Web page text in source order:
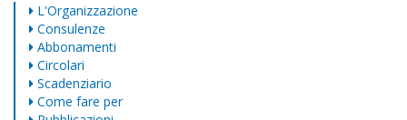
L'Organizzazione
Consulenze
Abbonamenti
Circolari
Scadenziario
Come fare per